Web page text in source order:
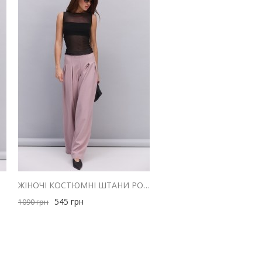
ЖІНОЧІ КОСТЮМНІ ШТАНИ РОЖЕВІ ЗІ СКЛАДКАМИ ВГОРІ
1090грн 545 грн